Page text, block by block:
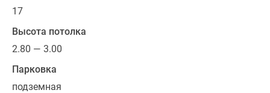
17
Высота потолка
2.80 — 3.00
Парковка
подземная